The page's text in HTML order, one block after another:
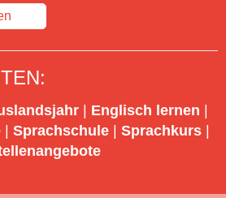
| Englisch lernen |
| Sprachschule | Sprachkurs |